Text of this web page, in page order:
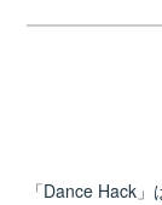
「Dance Hack